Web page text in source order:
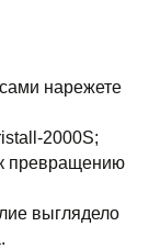
нарежете
2000S;
превращению
выглядело